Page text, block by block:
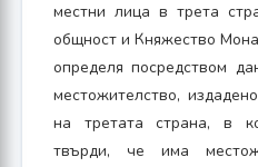
местни лица в трета
общност и Княжество
определя посредством
местожителство,
на третата страна, в
твърди, че има